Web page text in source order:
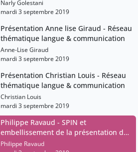
Narly Golestani
mardi 3 septembre 2019
Présentation Anne lise Giraud - Réseau
thématique langue & communication
Anne-Lise Giraud
mardi 3 septembre 2019
Présentation Christian Louis - Réseau
thématique langue & communication
Christian Louis
mardi 3 septembre 2019
Philippe Ravaud - SPIN et
embellissement de la présentation des
résultats en Médecine
Philippe Ravaud